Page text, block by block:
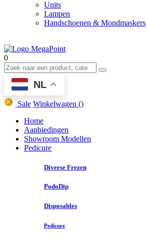
Units
Lampen
Handschoenen & Mondmaskers
0
NL
Sale Winkelwagen ()
Home
Aanbiedingen
Showroom Modellen
Pedicure
Diverse Frezen
PodoDip
Disposables
Pedicure